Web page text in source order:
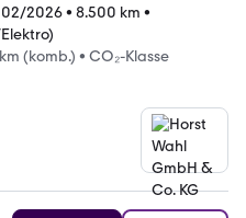
02/2026• 8.500 km •
(komb.) • CO₂-Klasse